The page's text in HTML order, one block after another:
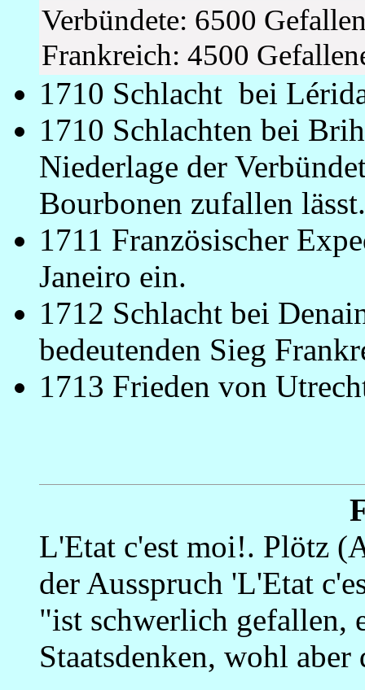
Verbündete: 6500
Frankreich: 4500
1710 Schlacht bei
1710 Schlachten bei
Niederlage der
Bourbonen zufallen lässt.
1711 Französischer
Janeiro ein.
1712 Schlacht bei
bedeutenden Sieg
1713 Frieden von
L'Etat c'est moi!. Plötz
der Ausspruch 'L'Etat
"ist schwerlich gefallen,
Staatsdenken, wohl